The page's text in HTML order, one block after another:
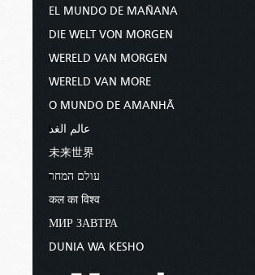
EL MUNDO DE MAÑANA
DIE WELT VON MORGEN
WERELD VAN MORGEN
WERELD VAN MORE
O MUNDO DE AMANHÃ
عالم الغد
未来世界
עולם המחר
कल का विश्व
МИР ЗАВТРА
DUNIA WA KESHO